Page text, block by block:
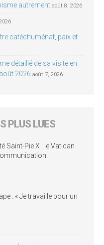
autrement août 8, 2026
catéchuménat, paix et
détaillé de sa visite en
2026 août 7, 2026
PLUS LUES
Saint-Pie X : le Vatican
: « Je travaille pour un